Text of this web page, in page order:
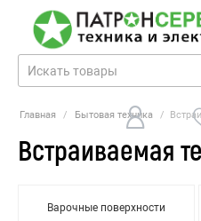
Главная / Бытовая техника /
Встраиваемая
Варочные поверхности